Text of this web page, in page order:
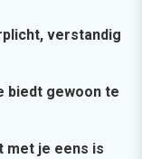
verstandig
biedt gewoon te
met je eens is